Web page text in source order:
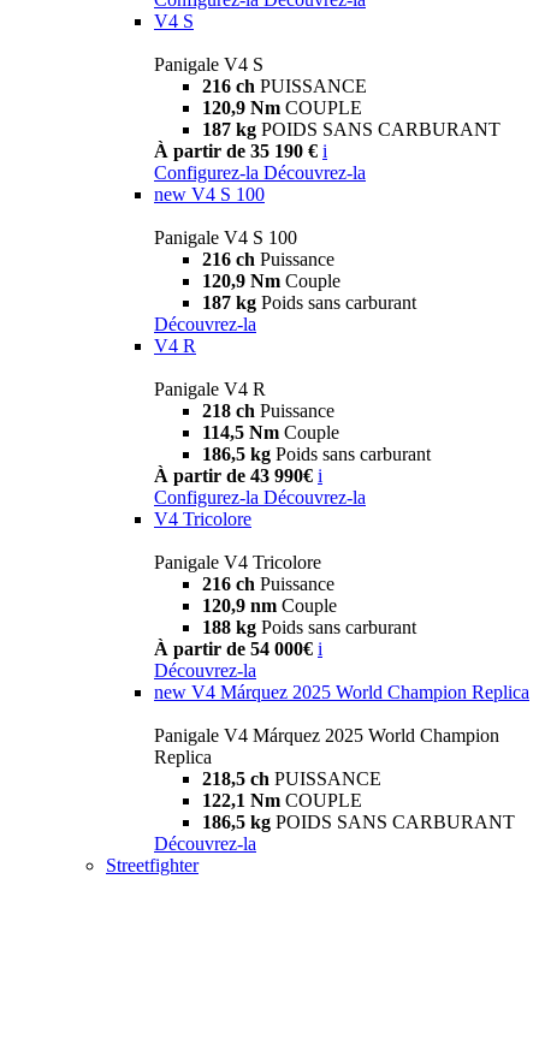
V4 S
Panigale V4 S
216 ch PUISSANCE
120,9 Nm COUPLE
187 kg POIDS SANS CARBURANT
À partir de 35 190 € i
Configurez-la Découvrez-la
new V4 S 100
Panigale V4 S 100
216 ch Puissance
120,9 Nm Couple
187 kg Poids sans carburant
Découvrez-la
V4 R
Panigale V4 R
218 ch Puissance
114,5 Nm Couple
186,5 kg Poids sans carburant
À partir de 43 990€ i
Configurez-la Découvrez-la
V4 Tricolore
Panigale V4 Tricolore
216 ch Puissance
120,9 nm Couple
188 kg Poids sans carburant
À partir de 54 000€ i
Découvrez-la
new V4 Márquez 2025 World Champion Replica
Panigale V4 Márquez 2025 World Champion
Replica
218,5 ch PUISSANCE
122,1 Nm COUPLE
186,5 kg POIDS SANS CARBURANT
Découvrez-la
Streetfighter